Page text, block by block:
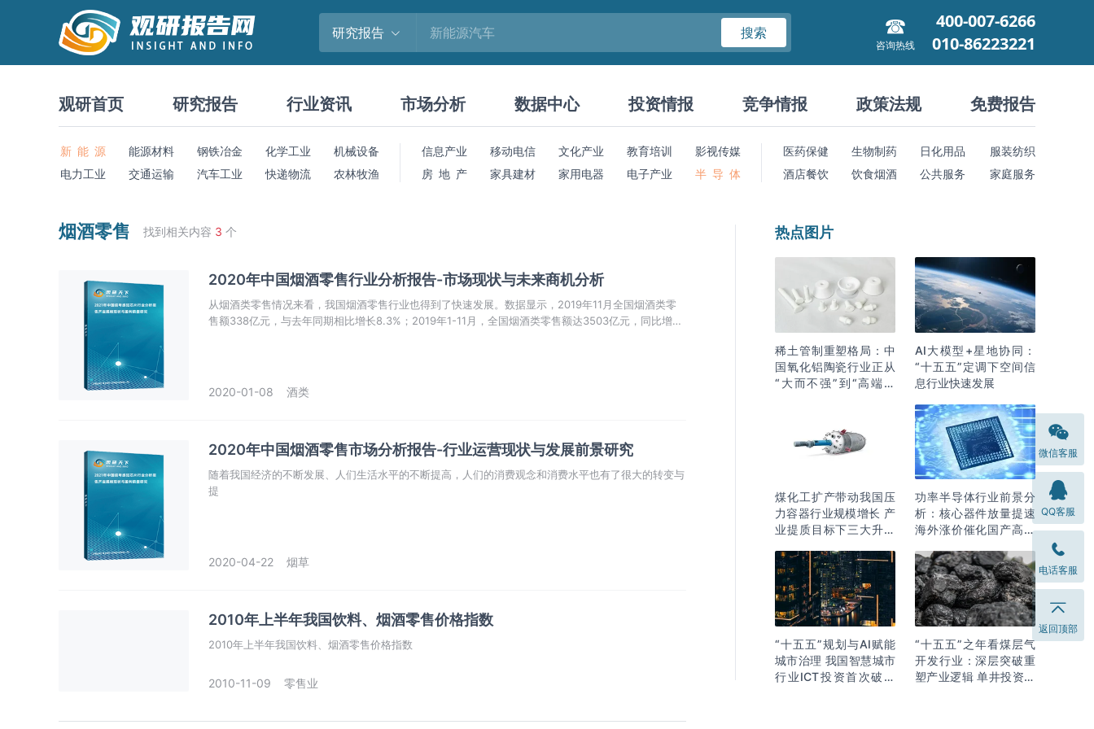
研究报告 搜索
咨询热线
400-007-6266
010-86223221
观研首页 研究报告 行业资讯 市场分析 数据中心 投资情报 竞争情报 政策法规 免费报告
新 能 源 能源材料 钢铁冶金 化学工业
机械设备
电力工业
交通运输 汽车工业 快递物流 农林牧渔
信息产业 移动电信 文化产业 教育培训
影视传媒
房 地 产
家具建材 家用电器 电子产业 半 导 体
医药保健 生物制药 日化用品
服装纺织
酒店餐饮
饮食烟酒 公共服务 家庭服务
烟酒零售 找到相关内容 3 个
2020年中国烟酒零售行业分析报告-市场现状与未来商机分析
从烟酒类零售情况来看，我国烟酒零售行业也得到了快速发展。数据显示，2019年11月全国烟酒类零
售额338亿元，与去年同期相比增长8.3%；2019年1-11月，全国烟酒类零售额达3503亿元，同比增长
2020-01-08 酒类
2020年中国烟酒零售市场分析报告-行业运营现状与发展前景研究
随着我国经济的不断发展、人们生活水平的不断提高，人们的消费观念和消费水平也有了很大的转变与
提
2020-04-22 烟草
2010年上半年我国饮料、烟酒零售价格指数
2010年上半年我国饮料、烟酒零售价格指数
2010-11-09 零售业
热点图片
稀土管制重塑格局：中
国氧化铝陶瓷行业正从
“大而不强”到“高端突
AI大模型+星地协同：
“十五五”定调下空间信
息行业快速发展
煤化工扩产带动我国压
力容器行业规模增长 产
业提质目标下三大升级
功率半导体行业前景分
析：核心器件放量提速
海外涨价催化国产高端
“十五五”规划与AI赋能
城市治理 我国智慧城市
行业ICT投资首次破万
“十五五”之年看煤层气
开发行业：深层突破重
塑产业逻辑 单井投资成
微信客服
QQ客服
电话客服
返回顶部